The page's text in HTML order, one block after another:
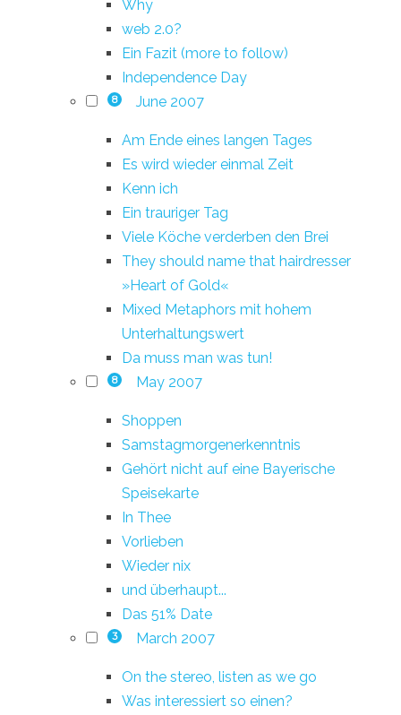
Why
web 2.0?
Ein Fazit (more to follow)
Independence Day
8 June 2007
Am Ende eines langen Tages
Es wird wieder einmal Zeit
Kenn ich
Ein trauriger Tag
Viele Köche verderben den Brei
They should name that hairdresser
»Heart of Gold«
Mixed Metaphors mit hohem
Unterhaltungswert
Da muss man was tun!
8 May 2007
Shoppen
Samstagmorgenerkenntnis
Gehört nicht auf eine Bayerische
Speisekarte
In Thee
Vorlieben
Wieder nix
und überhaupt...
Das 51% Date
3 March 2007
On the stereo, listen as we go
Was interessiert so einen?